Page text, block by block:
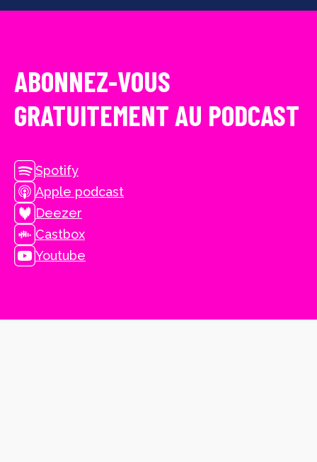
ABONNEZ-VOUS
GRATUITEMENT AU PODCAST
Spotify
Apple podcast
Deezer
Castbox
Youtube